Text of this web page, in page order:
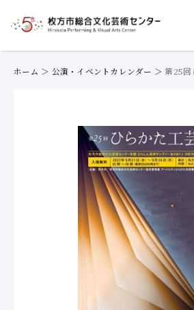
ホーム ＞ 公演・イベントカレンダー ＞ 第25回